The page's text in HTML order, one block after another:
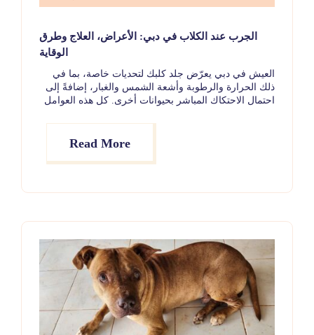
الجرب عند الكلاب في دبي: الأعراض، العلاج وطرق
الوقاية
العيش في دبي يعرّض جلد كلبك لتحديات خاصة، بما في
ذلك الحرارة والرطوبة وأشعة الشمس والغبار، إضافةً إلى
احتمال الاحتكاك المباشر بحيوانات أخرى. كل هذه العوامل
Read More